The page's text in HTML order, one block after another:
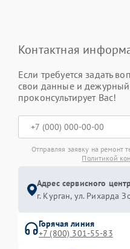
Контактная
Если требуется задать
свои данные и дежурный
проконсультирует Вас!
Отправляя заявку на ремонт
Политикой
Адрес сервисного
г. Курган, ул. Рихарда
Горячая линия
+7 (800) 301-55-83